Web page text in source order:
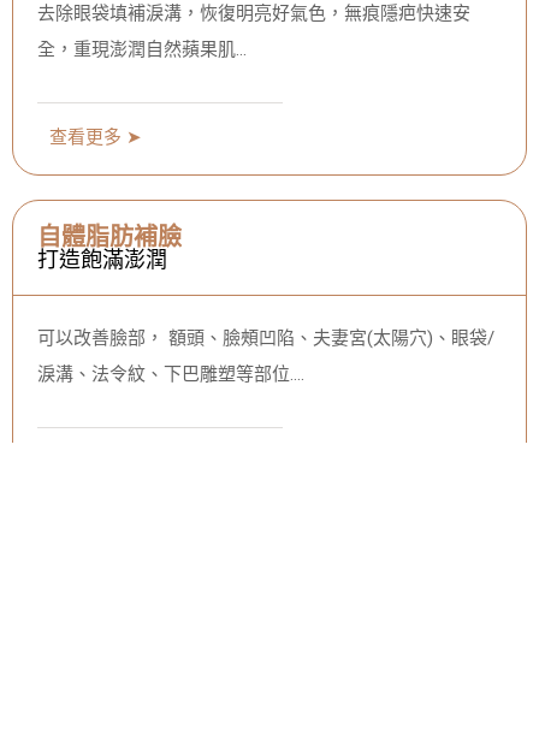
去除眼袋填補淚溝，恢復明亮好氣色，無痕隱疤快速安
全，重現澎潤自然蘋果肌…
查看更多 ➤
自體脂肪補臉
打造飽滿澎潤
可以改善臉部， 額頭、臉頰凹陷、夫妻宮(太陽穴)、眼袋/
淚溝、法令紋、下巴雕塑等部位….